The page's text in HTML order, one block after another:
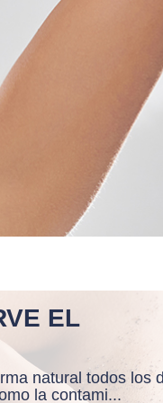
EL
natural todos los
la contami...